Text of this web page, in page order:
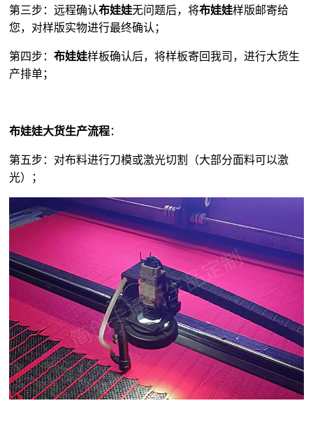
第三步：远程确认布娃娃无问题后，将布娃娃样版邮寄给
您，对样版实物进行最终确认；
第四步：布娃娃样板确认后，将样板寄回我司，进行大货生
产排单；
布娃娃大货生产流程：
第五步：对布料进行刀模或激光切割（大部分面料可以激
光）；